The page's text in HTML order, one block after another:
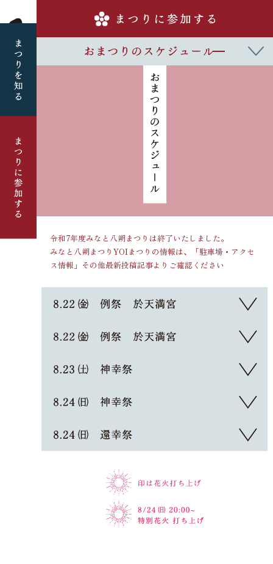
令和7年度みなと八朔まつりは終了いたしました。
みなと八朔まつりYOIまつりの情報は、「駐車場・アクセ
ス情報」その他最新投稿記事よりご確認ください